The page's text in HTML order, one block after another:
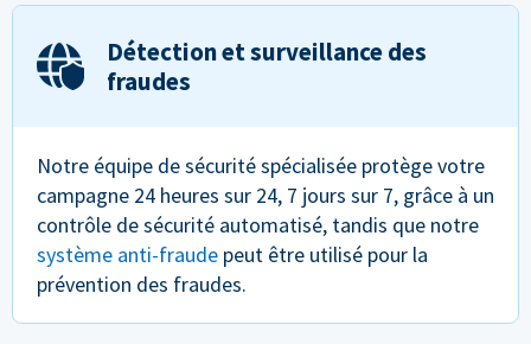
Détection et surveillance des
fraudes
Notre équipe de sécurité spécialisée protège votre
campagne 24 heures sur 24, 7 jours sur 7, grâce à un
contrôle de sécurité automatisé, tandis que notre
système anti-fraude peut être utilisé pour la
prévention des fraudes.